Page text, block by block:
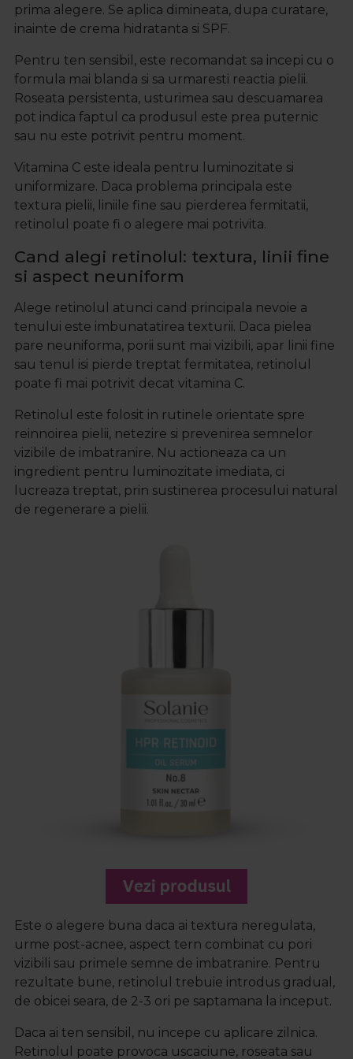
prima alegere. Se aplica dimineata, dupa curatare,
inainte de crema hidratanta si SPF.
Pentru ten sensibil, este recomandat sa incepi cu o
formula mai blanda si sa urmaresti reactia pielii.
Roseata persistenta, usturimea sau descuamarea
pot indica faptul ca produsul este prea puternic
sau nu este potrivit pentru moment.
Vitamina C este ideala pentru luminozitate si
uniformizare. Daca problema principala este
textura pielii, liniile fine sau pierderea fermitatii,
retinolul poate fi o alegere mai potrivita.
Cand alegi retinolul: textura, linii fine
si aspect neuniform
Alege retinolul atunci cand principala nevoie a
tenului este imbunatatirea texturii. Daca pielea
pare neuniforma, porii sunt mai vizibili, apar linii fine
sau tenul isi pierde treptat fermitatea, retinolul
poate fi mai potrivit decat vitamina C.
Retinolul este folosit in rutinele orientate spre
reinnoirea pielii, netezire si prevenirea semnelor
vizibile de imbatranire. Nu actioneaza ca un
ingredient pentru luminozitate imediata, ci
lucreaza treptat, prin sustinerea procesului natural
de regenerare a pielii.
Este o alegere buna daca ai textura neregulata,
urme post-acnee, aspect tern combinat cu pori
vizibili sau primele semne de imbatranire. Pentru
rezultate bune, retinolul trebuie introdus gradual,
de obicei seara, de 2-3 ori pe saptamana la inceput.
Daca ai ten sensibil, nu incepe cu aplicare zilnica.
Retinolul poate provoca uscaciune, roseata sau